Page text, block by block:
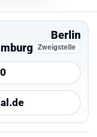
Berlin
Zweigstelle